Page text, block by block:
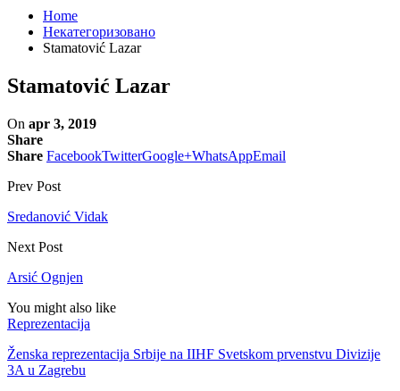
Home
Некатегоризовано
Stamatović Lazar
Stamatović Lazar
On apr 3, 2019
Share
Share FacebookTwitterGoogle+WhatsAppEmail
Prev Post
Sredanović Vidak
Next Post
Arsić Ognjen
You might also like
Reprezentacija
Ženska reprezentacija Srbije na IIHF Svetskom prvenstvu Divizije
3A u Zagrebu